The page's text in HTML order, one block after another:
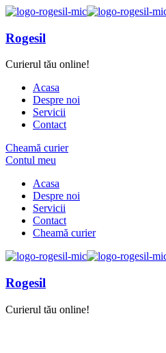
Rogesil
Curierul tău online!
Acasa
Despre noi
Servicii
Contact
Cheamă curier
Contul meu
Acasa
Despre noi
Servicii
Contact
Cheamă curier
Rogesil
Curierul tău online!